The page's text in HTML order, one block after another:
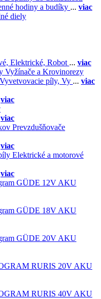
hodiny a budíky ... viac
diely
Elektrické, Robot ... viac
Vyžínače a Krovinorezy
Vyvetvovacie píly, Vy ... viac
viac
viac
Prevzdušňovače
viac
Elektrické a motorové
viac
GÜDE 12V AKU
GÜDE 18V AKU
GÜDE 20V AKU
RURIS 20V AKU
RURIS 40V AKU